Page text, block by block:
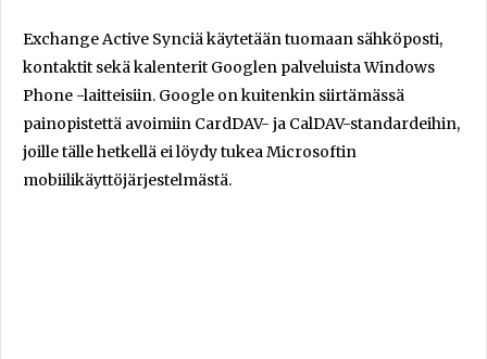
Exchange Active Synciä käytetään tuomaan sähköposti,
kontaktit sekä kalenterit Googlen palveluista Windows
Phone -laitteisiin. Google on kuitenkin siirtämässä
painopistettä avoimiin CardDAV- ja CalDAV-standardeihin,
joille tälle hetkellä ei löydy tukea Microsoftin
mobiilikäyttöjärjestelmästä.